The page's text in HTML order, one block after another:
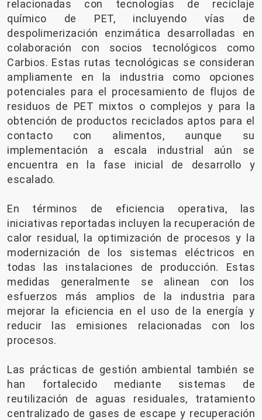
relacionadas con tecnologías de reciclaje
químico de PET, incluyendo vías de
despolimerización enzimática desarrolladas en
colaboración con socios tecnológicos como
Carbios. Estas rutas tecnológicas se consideran
ampliamente en la industria como opciones
potenciales para el procesamiento de flujos de
residuos de PET mixtos o complejos y para la
obtención de productos reciclados aptos para el
contacto con alimentos, aunque su
implementación a escala industrial aún se
encuentra en la fase inicial de desarrollo y
escalado.
En términos de eficiencia operativa, las
iniciativas reportadas incluyen la recuperación de
calor residual, la optimización de procesos y la
modernización de los sistemas eléctricos en
todas las instalaciones de producción. Estas
medidas generalmente se alinean con los
esfuerzos más amplios de la industria para
mejorar la eficiencia en el uso de la energía y
reducir las emisiones relacionadas con los
procesos.
Las prácticas de gestión ambiental también se
han fortalecido mediante sistemas de
reutilización de aguas residuales, tratamiento
centralizado de gases de escape y recuperación